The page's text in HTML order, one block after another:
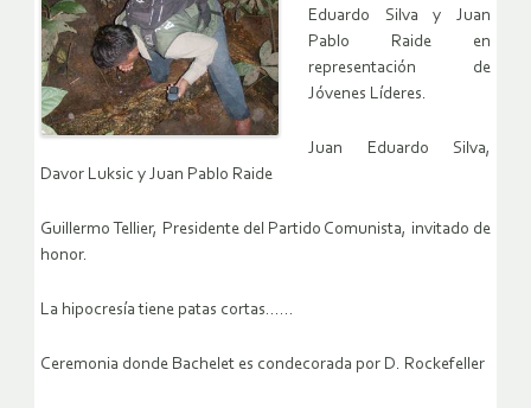
Eduardo Silva y Juan
Pablo Raide en
representación de
Jóvenes Líderes.
Juan Eduardo Silva,
Davor Luksic y Juan Pablo Raide
Guillermo Tellier, Presidente del Partido Comunista, invitado de
honor.
La hipocresía tiene patas cortas……
Ceremonia donde Bachelet es condecorada por D. Rockefeller